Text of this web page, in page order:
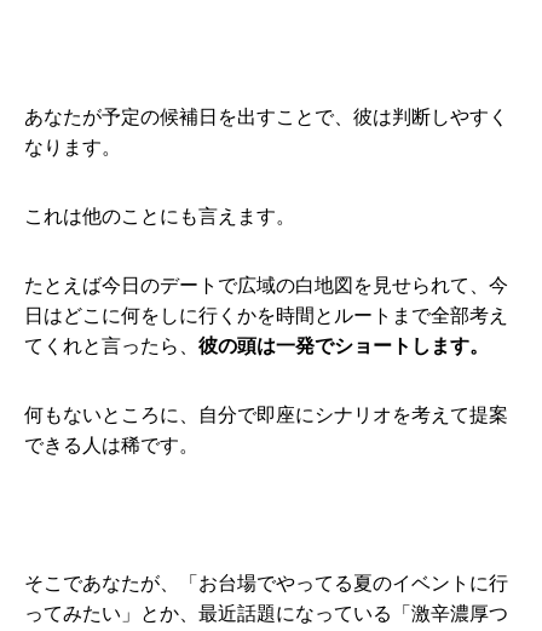
あなたが予定の候補日を出すことで、彼は判断しやすく
なります。
これは他のことにも言えます。
たとえば今日のデートで広域の白地図を見せられて、今
日はどこに何をしに行くかを時間とルートまで全部考え
てくれと言ったら、 彼の頭は一発でショートします。
何もないところに、自分で即座にシナリオを考えて提案
できる人は稀です。
そこであなたが、「お台場でやってる夏のイベントに行
ってみたい」とか、最近話題になっている「激辛濃厚つ